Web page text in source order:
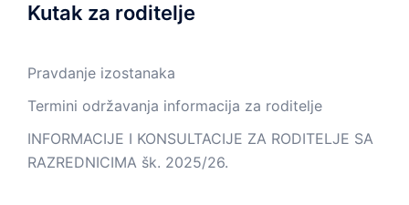
Kutak za roditelje
Pravdanje izostanaka
Termini održavanja informacija za roditelje
INFORMACIJE I KONSULTACIJE ZA RODITELJE SA
RAZREDNICIMA šk. 2025/26.